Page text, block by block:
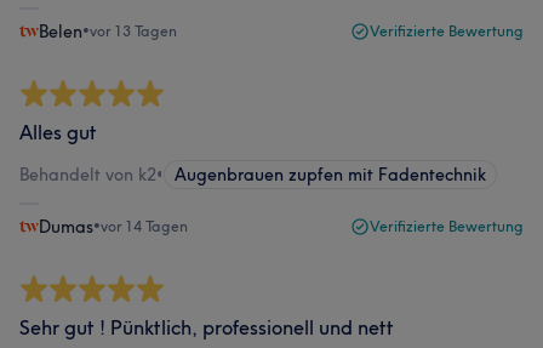
Belen•vor 13 Tagen Verifizierte Bewertung
Alles gut
Behandelt von k2• Augenbrauen zupfen mit Fadentechnik
Dumas•vor 14 Tagen Verifizierte Bewertung
Sehr gut ! Pünktlich, professionell und nett